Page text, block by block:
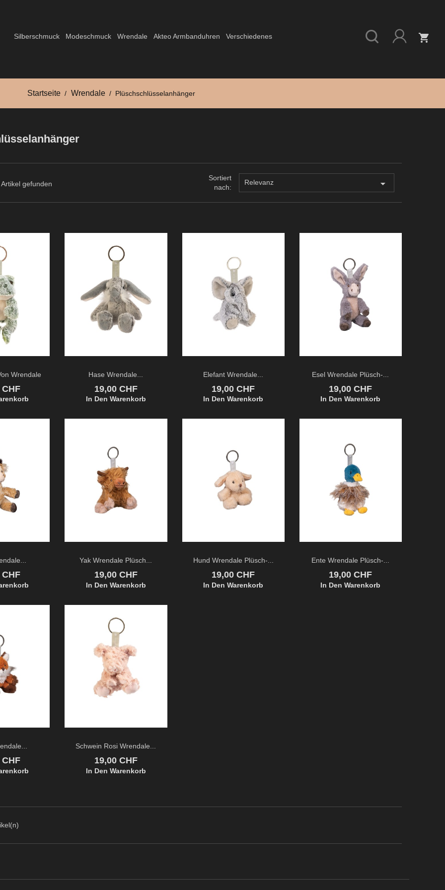
shopping_cart
Silberschmuck Modeschmuck Wrendale Akteo Armbanduhren Verschiedenes
Startseite Wrendale Plüschschlüsselanhänger
Artikel gefunden
Sortiert
nach:
Relevanz 
Wrendale
CHF
Hase Wrendale...
Preis
19,00 CHF
In Den Warenkorb
Elefant Wrendale...
Preis
19,00 CHF
In Den Warenkorb
Esel Wrendale Plüsch-...
Preis
19,00 CHF
In Den Warenkorb
CHF
Yak Wrendale Plüsch...
Preis
19,00 CHF
In Den Warenkorb
Hund Wrendale Plüsch-...
Preis
19,00 CHF
In Den Warenkorb
Ente Wrendale Plüsch-...
Preis
19,00 CHF
In Den Warenkorb
CHF
Schwein Rosi Wrendale...
Preis
19,00 CHF
In Den Warenkorb